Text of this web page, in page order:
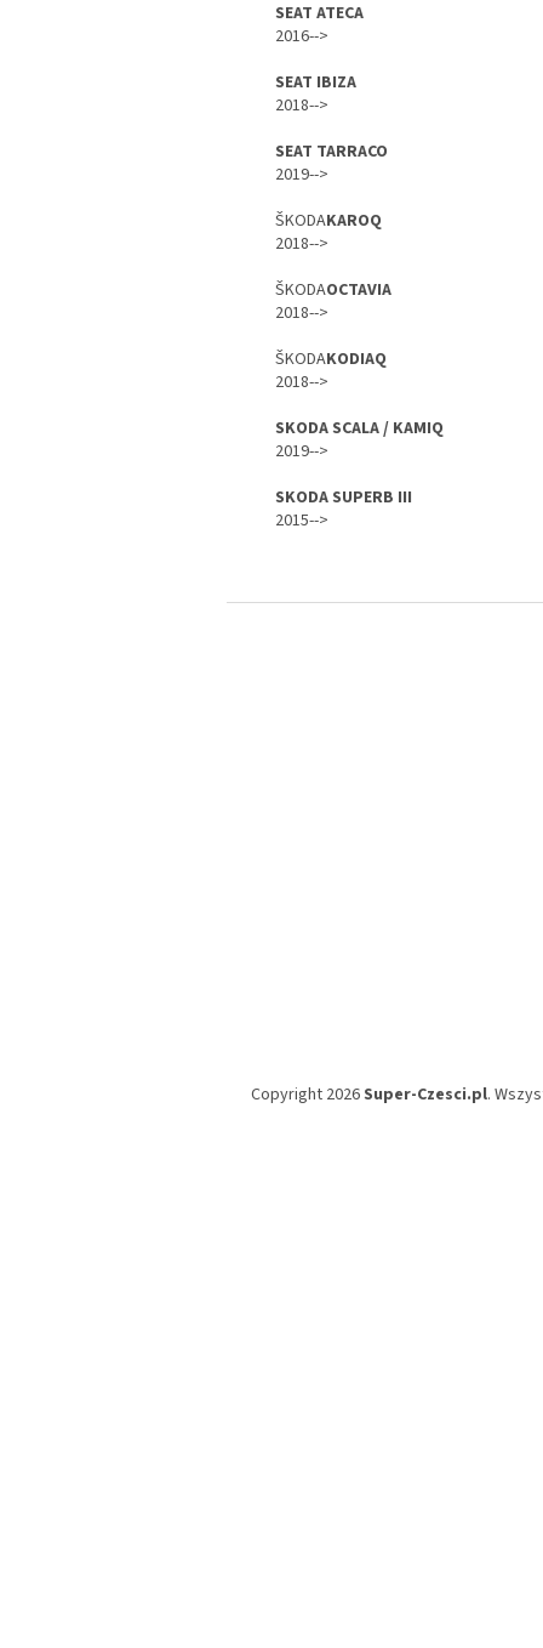
SEAT ATECA
2016-->
SEAT IBIZA
2018-->
SEAT TARRACO
2019-->
ŠKODAKAROQ
2018-->
ŠKODAOCTAVIA
2018-->
ŠKODAKODIAQ
2018-->
SKODA SCALA / KAMIQ
2019-->
SKODA SUPERB III
2015-->
Copyright 2026Super-Czesci.pl.